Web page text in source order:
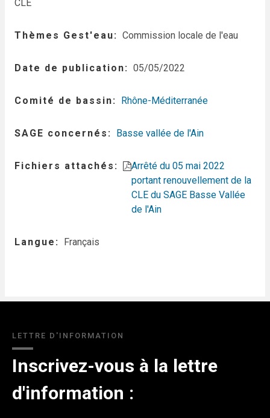
CLE
Thèmes Gest'eau Commission locale de l'eau
Date de publication 05/05/2022
Comité de bassin Rhône-Méditerranée
SAGE concernés Basse vallée de l'Ain
Fichiers attachés
Arrêté du 05 mai 2022
portant renouvellement de la
CLE du SAGE Basse Vallée
de l'Ain
Langue Français
LETTRE D'INFORMATION
Inscrivez-vous à la lettre
d'information :